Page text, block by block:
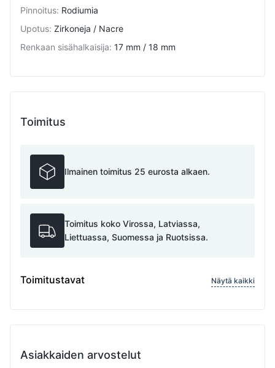
Pinnoitus: Rodiumia
Upotus: Zirkoneja / Nacre
Renkaan sisähalkaisija: 17 mm / 18 mm
Toimitus
Ilmainen toimitus 25 eurosta alkaen.
Toimitus koko Virossa, Latviassa,
Liettuassa, Suomessa ja Ruotsissa.
Toimitustavat Näytä kaikki
Asiakkaiden arvostelut